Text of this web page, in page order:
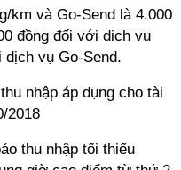
km và Go-Send là 4.000
đồng đối với dịch vụ
vụ Go-Send.
nhập áp dụng cho tài
2018
thu nhập tối thiểu